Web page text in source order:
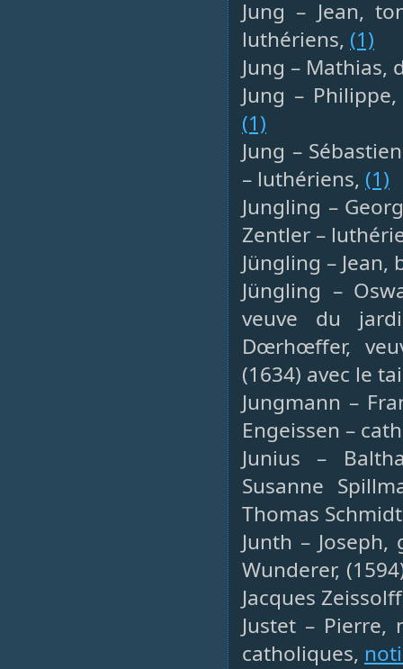
Jung – Jean,
luthériens, (1)
Jung –
Jung –
(1)
Jung –
– luthériens, (1)
Jungling –
Zentler –
Jüngling –
Jüngling –
veuve du
Dœrhœffer,
(1634) avec le
Jungmann –
Engeissen –
Junius –
Susanne
Thomas
Junth –
Wunderer,
Jacques
Justet – Pierre,
catholiques,